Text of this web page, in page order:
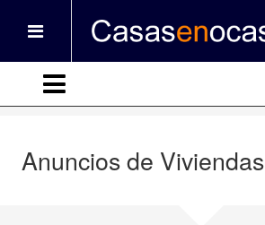
Anuncios de Viviendas